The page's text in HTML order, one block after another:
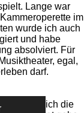
Lange war
im
wurde ich auch
und habe
absolviert. Für
egal,
darf.
ich die